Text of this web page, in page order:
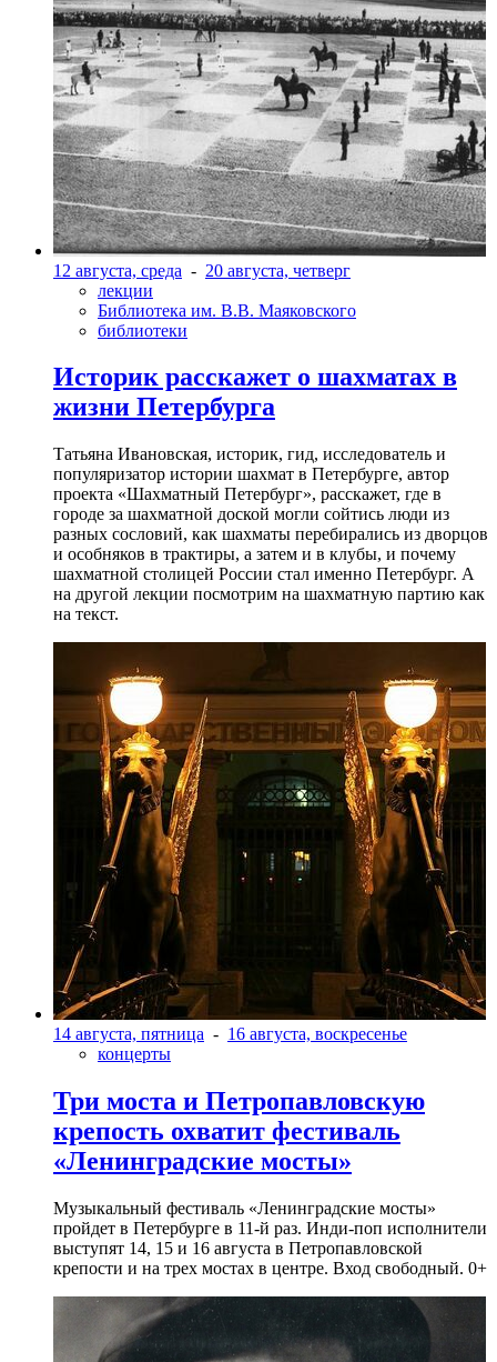
12 августа, среда - 20 августа, четверг
лекции
Библиотека им. В.В. Маяковского
библиотеки
Историк расскажет о шахматах в
жизни Петербурга
Татьяна Ивановская, историк, гид, исследователь и
популяризатор истории шахмат в Петербурге, автор
проекта «Шахматный Петербург», расскажет, где в
городе за шахматной доской могли сойтись люди из
разных сословий, как шахматы перебирались из дворцов
и особняков в трактиры, а затем и в клубы, и почему
шахматной столицей России стал именно Петербург. А
на другой лекции посмотрим на шахматную партию как
на текст.
14 августа, пятница - 16 августа, воскресенье
концерты
Три моста и Петропавловскую
крепость охватит фестиваль
«Ленинградские мосты»
Музыкальный фестиваль «Ленинградские мосты»
пройдет в Петербурге в 11-й раз. Инди-поп исполнители
выступят 14, 15 и 16 августа в Петропавловской
крепости и на трех мостах в центре. Вход свободный. 0+